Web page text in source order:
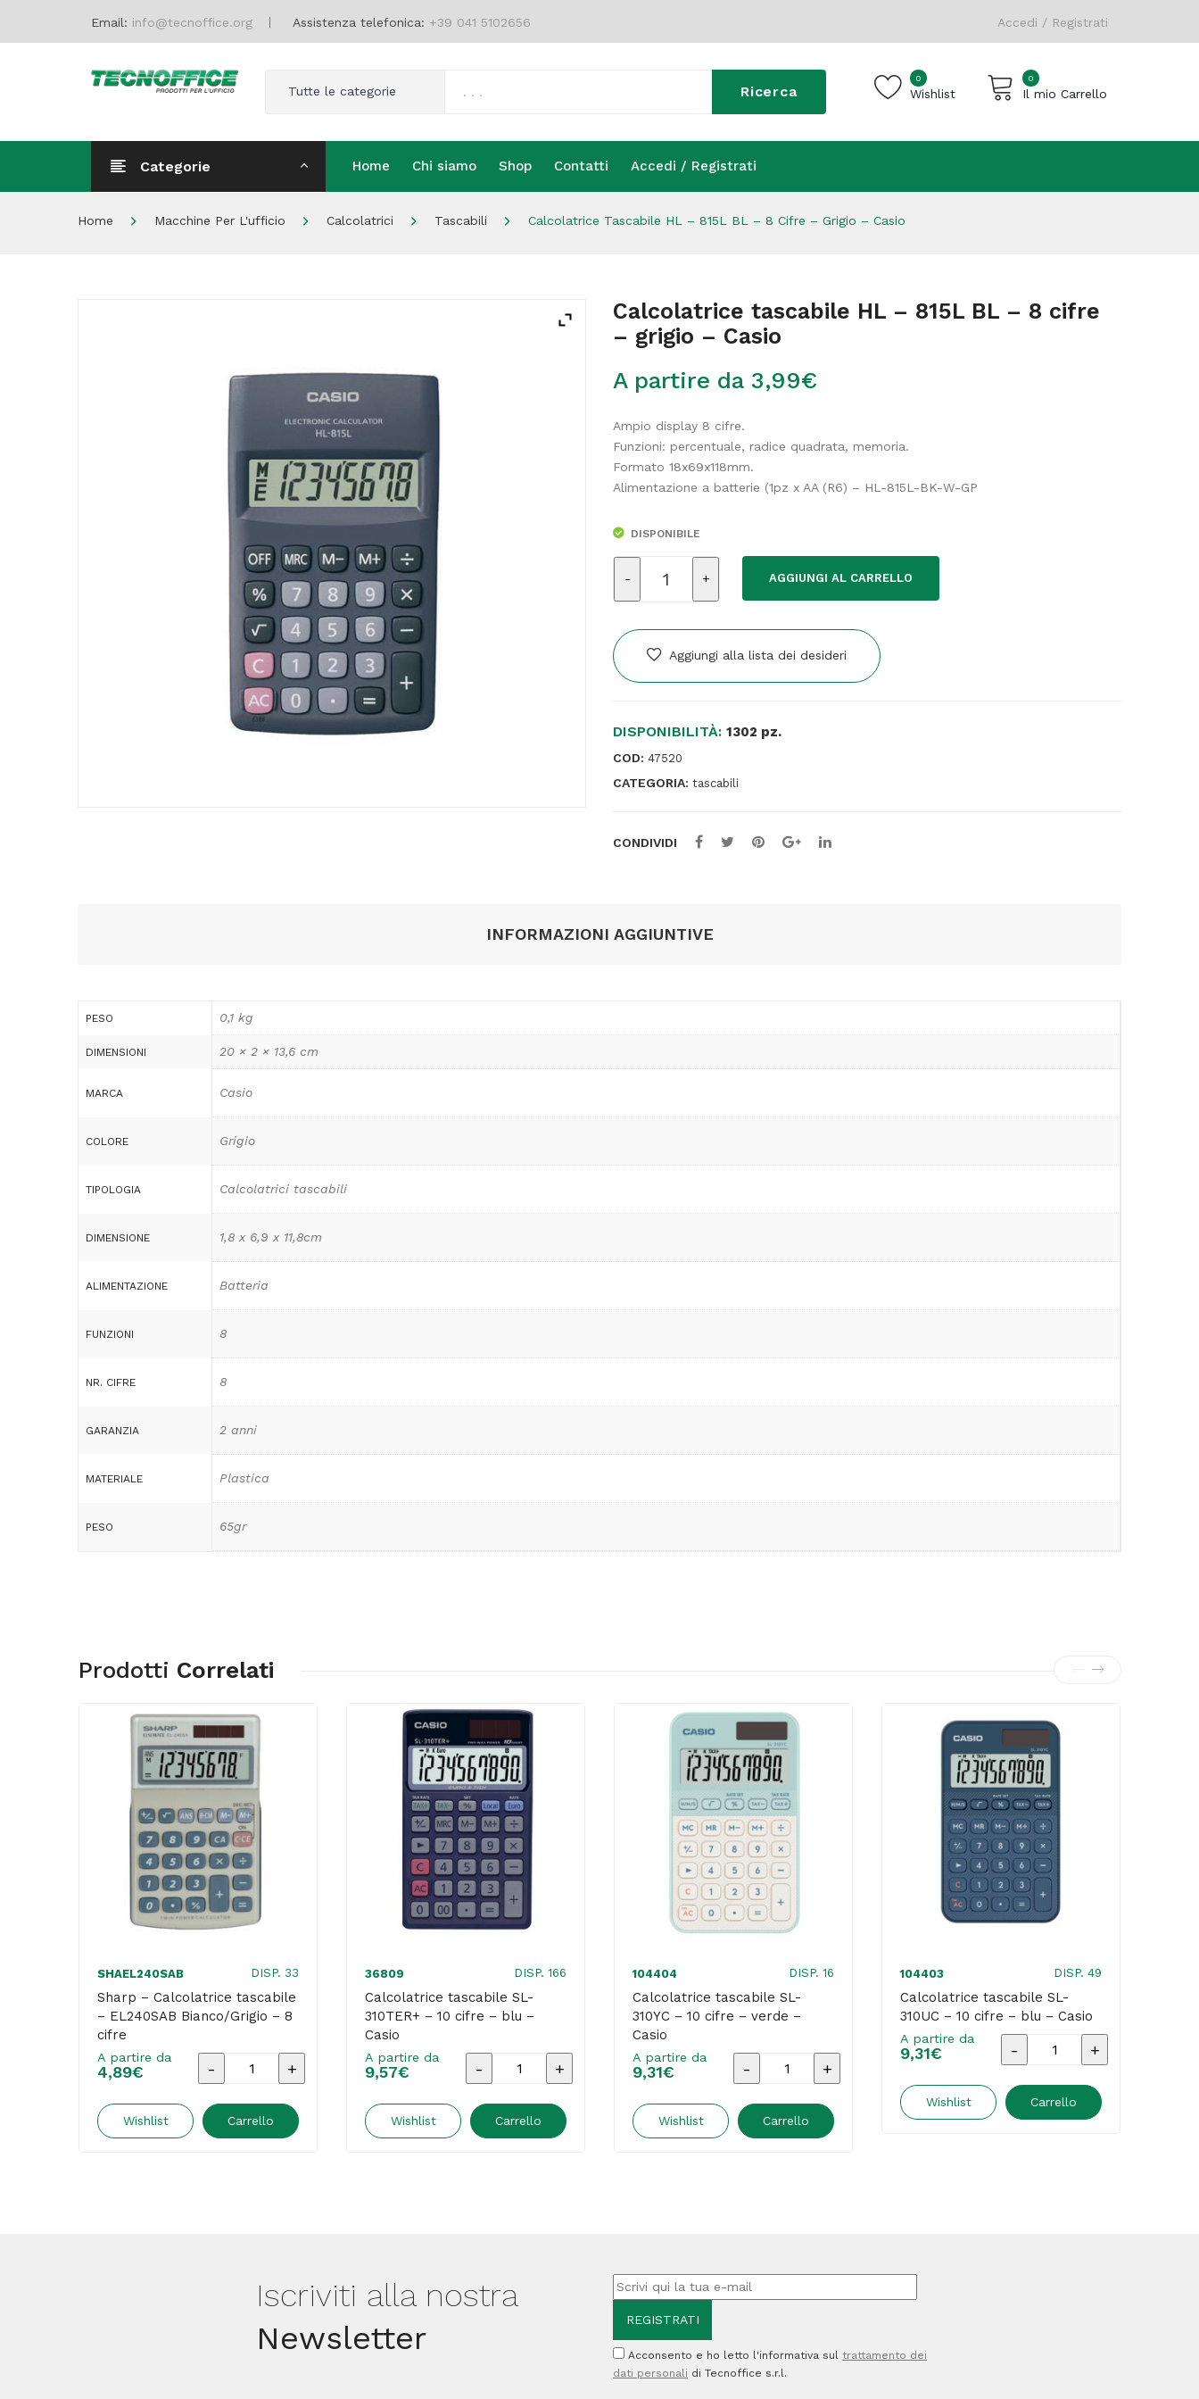
Email: info@tecnoffice.org Assistenza telefonica: +39 041 5102656 Accedi / Registrati
Tutte le categorie Ricerca
0
Wishlist
0
Il mio Carrello
Categorie Home Chi siamo Shop Contatti Accedi / Registrati
Home Chi siamo Shop Contatti Accedi / Registrati
Home Macchine Per L'ufficio Calcolatrici Tascabili Calcolatrice Tascabile HL – 815L BL – 8 Cifre – Grigio – Casio
Calcolatrice tascabile HL – 815L BL – 8 cifre
– grigio – Casio
A partire da 3,99€
Ampio display 8 cifre.
Funzioni: percentuale, radice quadrata, memoria.
Formato 18x69x118mm.
Alimentazione a batterie (1pz x AA (R6) – HL-815L-BK-W-GP
DISPONIBILE
tascabile
-
815L
cifre
-
-
AGGIUNGI AL CARRELLO
Aggiungi alla lista dei desideri
DISPONIBILITÀ: 1302 pz.
COD: 47520
CATEGORIA: tascabili
CONDIVIDI
INFORMAZIONI AGGIUNTIVE
PESO 0,1 kg
DIMENSIONI 20 × 2 × 13,6 cm
MARCA Casio
COLORE Grigio
TIPOLOGIA Calcolatrici tascabili
DIMENSIONE 1,8 x 6,9 x 11,8cm
ALIMENTAZIONE Batteria
FUNZIONI 8
NR. CIFRE 8
GARANZIA 2 anni
MATERIALE Plastica
PESO 65gr
Prodotti Correlati
SHAEL240SAB DISP. 33
Sharp – Calcolatrice tascabile
– EL240SAB Bianco/Grigio – 8
cifre
A partire da
4,89€
Sharp
Calcolatrice
quantità
Wishlist Carrello
36809 DISP. 166
Calcolatrice tascabile SL-
310TER+ – 10 cifre – blu –
Casio
A partire da
9,57€
Calcolatrice
SL-
-
Wishlist Carrello
104404 DISP. 16
Calcolatrice tascabile SL-
310YC – 10 cifre – verde –
Casio
A partire da
9,31€
Calcolatrice
SL-
verde
quantità
Wishlist Carrello
104403 DISP. 49
Calcolatrice tascabile SL-
310UC – 10 cifre – blu – Casio
A partire da
9,31€
Calcolatrice
SL-
Wishlist Carrello
Iscriviti alla nostra
Newsletter
Acconsento e ho letto l'informativa sul trattamento dei
dati personali di Tecnoffice s.r.l.